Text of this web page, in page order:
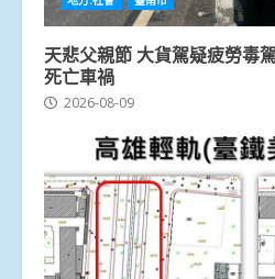
天悲父親節 大貨駕疑疲勞毒
死亡車禍
2026-08-09